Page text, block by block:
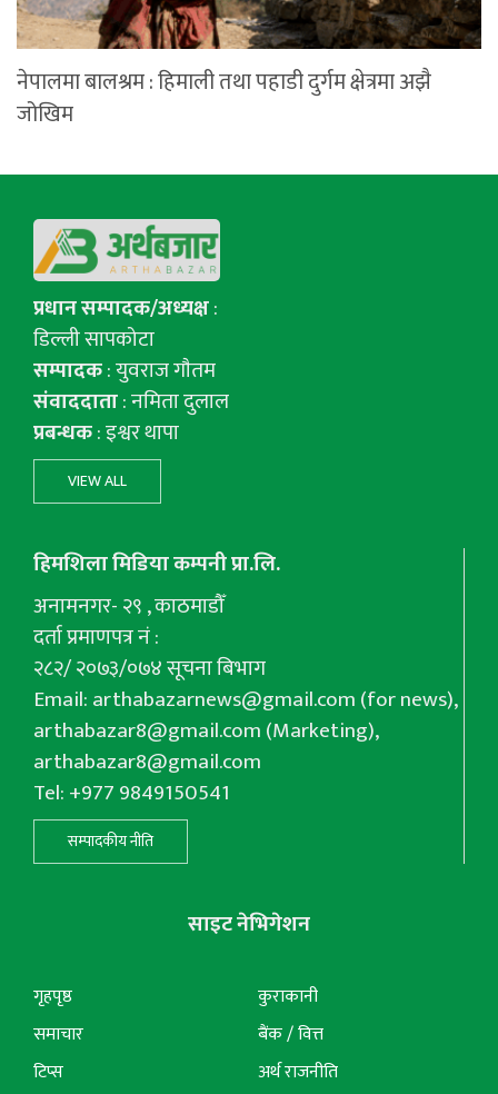
नेपालमा बालश्रम : हिमाली तथा पहाडी दुर्गम क्षेत्रमा अझै
जोखिम
प्रधान सम्पादक/अध्यक्ष:
डिल्ली सापकोटा
सम्पादक: युवराज गाैतम
संवाददाता: नमिता दुलाल
प्रबन्धक: इश्वर थापा
VIEW ALL
हिमशिला मिडिया कम्पनी प्रा.लि.
अनामनगर- २९ , काठमाडौँ
दर्ता प्रमाणपत्र नं :
२८२/ २०७३/०७४ सूचना बिभाग
Email:arthabazarnews@gmail.com(for news),
arthabazar8@gmail.com(Marketing),
arthabazar8@gmail.com
Tel: +977 9849150541
सम्पादकीय नीति
साइट नेभिगेशन
गृहपृष्ठ
समाचार
टिप्स
कुराकानी
बैंक / वित्त
अर्थ राजनीति